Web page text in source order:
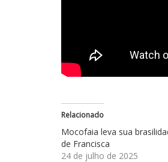
Relacionado
Mocofaia leva sua
de Francisca
24 de julho de 2025